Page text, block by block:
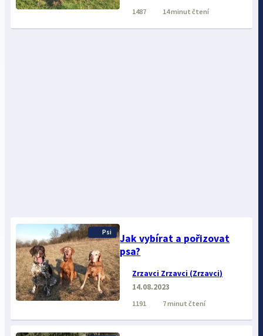
1487 14 minut čtení
Psi
Jak vybírat a pořizovat
psa?
Zrzavci Zrzavci (Zrzavci)
14.08.2023
1191 7 minut čtení